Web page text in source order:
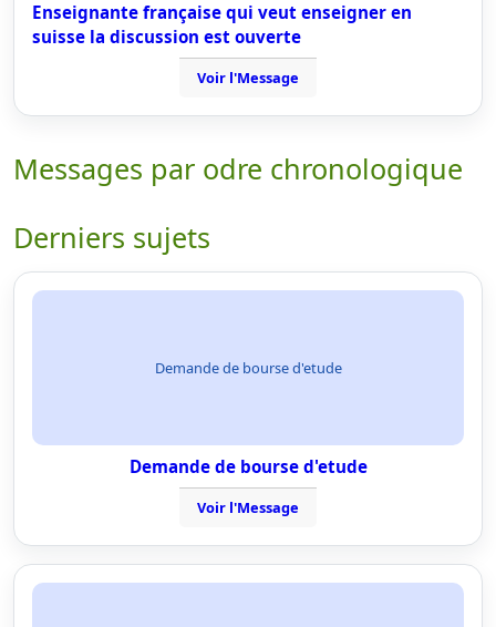
Enseignante française qui veut enseigner en
suisse la discussion est ouverte
Voir l'Message
Messages par odre chronologique
Derniers sujets
Demande de bourse d'etude
Demande de bourse d'etude
Voir l'Message